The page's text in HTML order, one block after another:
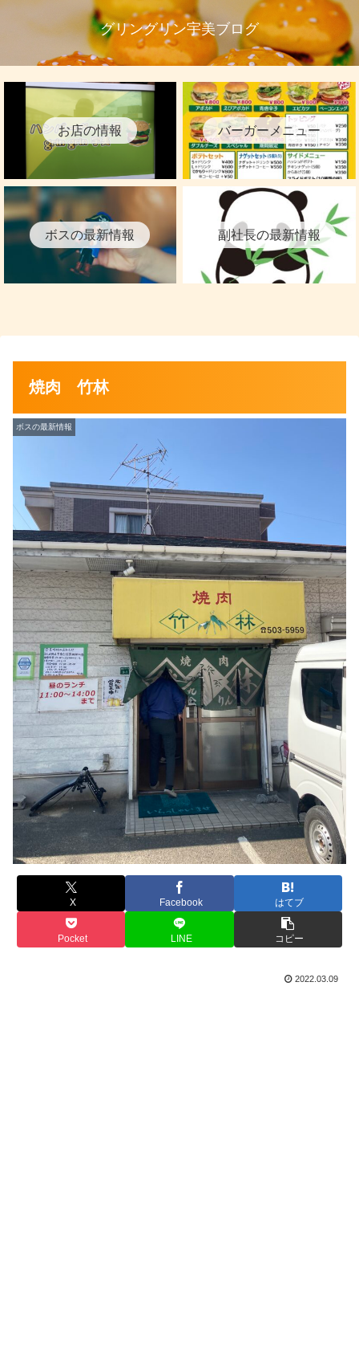
グリングリン宇美ブログ
お店の情報 バーガーメニュー
ボスの最新情報 副社長の最新情報
焼肉 竹林
ボスの最新情報
X Facebook はてブ
Pocket LINE コピー
2022.03.09